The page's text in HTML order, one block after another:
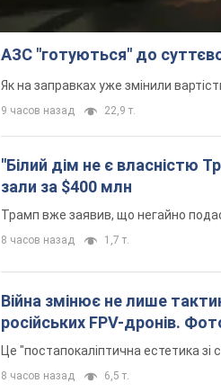
АЗС "готуються" до
Як на заправках уже змінили
9 часов назад 22,9 т.
"Білий дім не є власністю
зали за $400 млн
Трамп вже заявив, що негайно
8 часов назад 1,7 т.
Війна змінює не лише
російських FPV-дронів.
Це "постапокаліптична естетика зі
8 часов назад 6,5 т.